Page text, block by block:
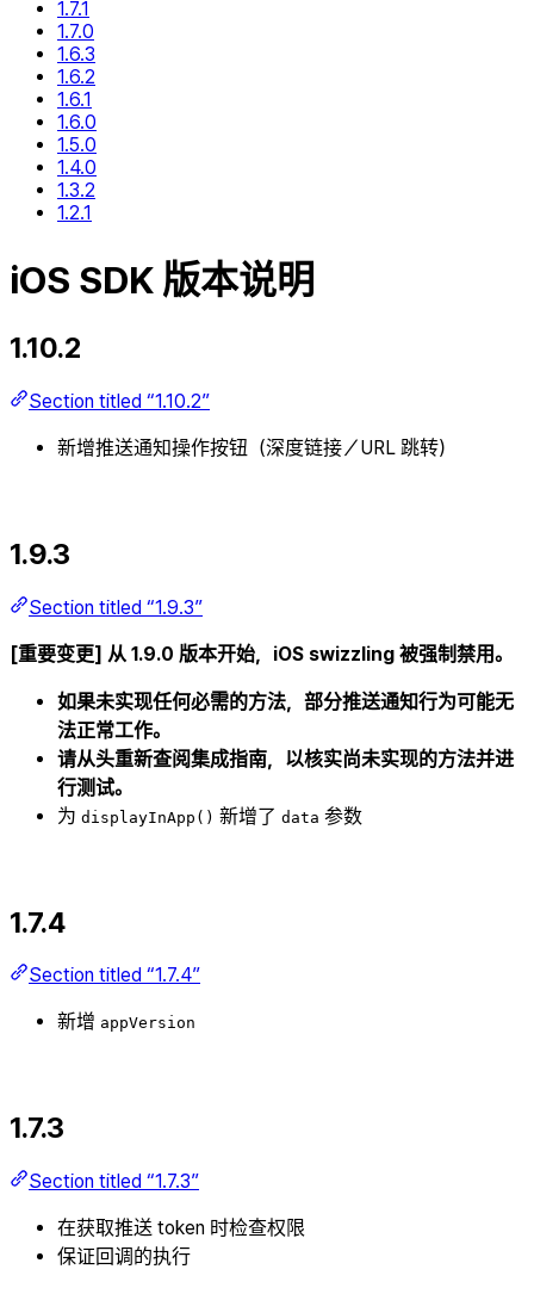
1.7.1
1.7.0
1.6.3
1.6.2
1.6.1
1.6.0
1.5.0
1.4.0
1.3.2
1.2.1
iOS SDK 版本说明
1.10.2
Section titled “1.10.2”
新增推送通知操作按钮（深度链接／URL 跳转）
1.9.3
Section titled “1.9.3”
[重要变更] 从 1.9.0 版本开始，iOS swizzling 被强制禁用。
如果未实现任何必需的方法，部分推送通知行为可能无
法正常工作。
请从头重新查阅集成指南，以核实尚未实现的方法并进
行测试。
为 displayInApp() 新增了 data 参数
1.7.4
Section titled “1.7.4”
新增 appVersion
1.7.3
Section titled “1.7.3”
在获取推送 token 时检查权限
保证回调的执行